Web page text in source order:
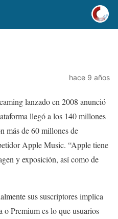
hace 9 años
lanzado en 2008 anunció
llegó a los 140 millones
más de 60 millones de
Apple Music. “Apple tiene
y exposición, así como de
sus suscriptores implica
o Premium es lo que usuarios